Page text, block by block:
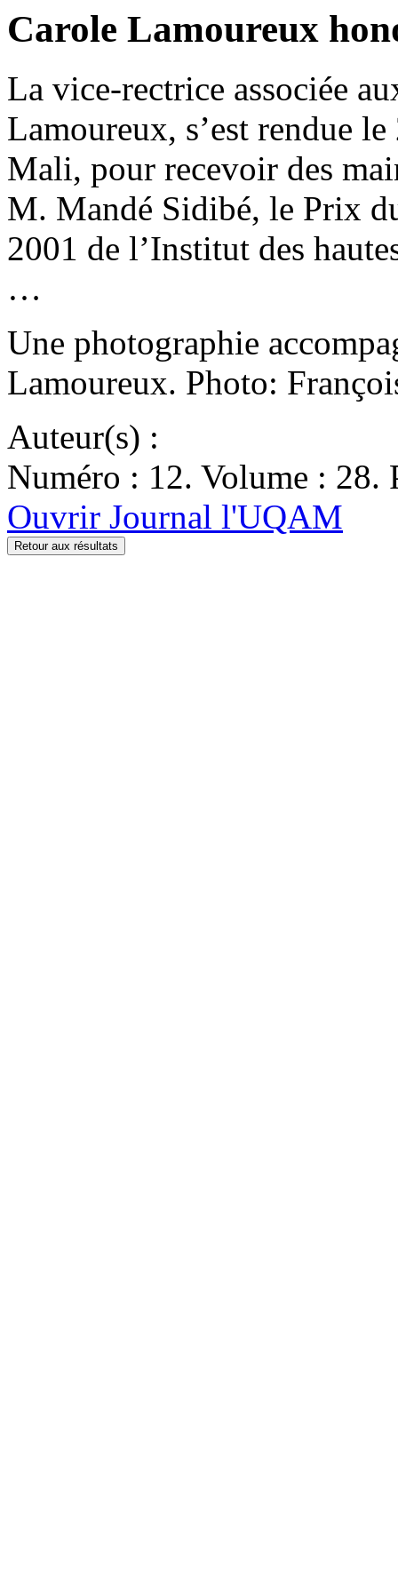
Carole Lamoureux
La vice-rectrice associée
Lamoureux, s’est rendue
Mali, pour recevoir des
M. Mandé Sidibé, le Prix
2001 de l’Institut des
…
Une photographie
Lamoureux. Photo:
Auteur(s) :
Numéro : 12. Volume : 28.
Ouvrir Journal l'UQAM
Retour aux résultats